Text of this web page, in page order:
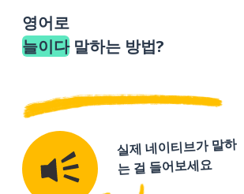
영어로
늘이다말하는 방법?
실제 네이티브가 말하
는 걸 들어보세요